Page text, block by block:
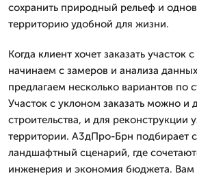
сохранить природный рельеф и
территорию удобной для жизни.
Когда клиент хочет заказать участок
начинаем с замеров и анализа
предлагаем несколько вариантов по
Участок с уклоном заказать можно и
строительства, и для реконструкции
территории. А3дПро-Брн подбирает
ландшафтный сценарий, где
инженерия и экономия бюджета. Вам